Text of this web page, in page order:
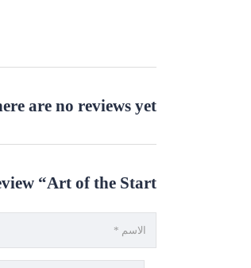
are no reviews yet.
“Art of the Start”